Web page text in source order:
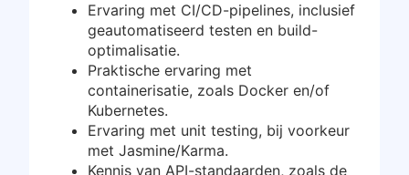
Ervaring met CI/CD-pipelines, inclusief
geautomatiseerd testen en build-
optimalisatie.
Praktische ervaring met
containerisatie, zoals Docker en/of
Kubernetes.
Ervaring met unit testing, bij voorkeur
met Jasmine/Karma.
Kennis van API-standaarden, zoals de